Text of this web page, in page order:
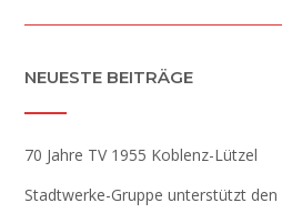
NEUESTE BEITRÄGE
70 Jahre TV 1955 Koblenz-Lützel
Stadtwerke-Gruppe unterstützt den